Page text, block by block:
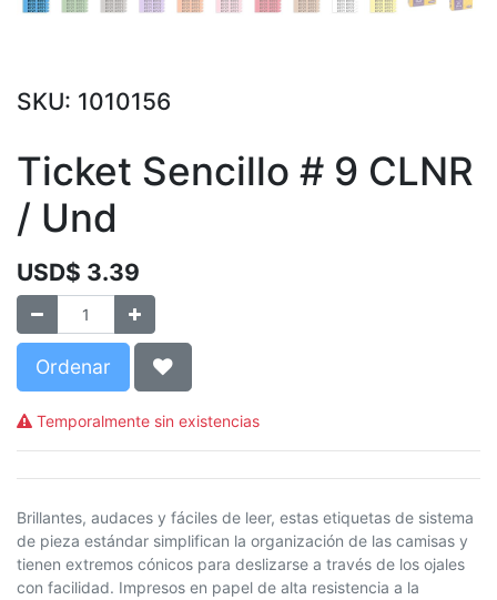
SKU: 1010156
Ticket Sencillo # 9 CLNR
/ Und
USD$ 3.39
Ordenar
Temporalmente sin existencias
Brillantes, audaces y fáciles de leer, estas etiquetas de sistema
de pieza estándar simplifican la organización de las camisas y
tienen extremos cónicos para deslizarse a través de los ojales
con facilidad. Impresos en papel de alta resistencia a la